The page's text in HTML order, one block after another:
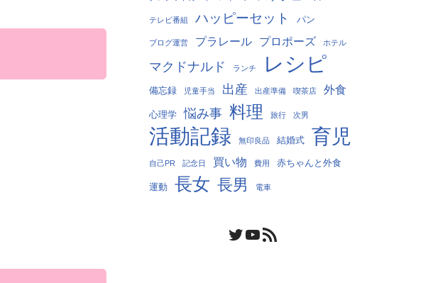
テレビ番組 ハッピーセット パン
ブログ運営 プラレール プロポーズ ホテル
マクドナルド ランチ レシピ
備忘録 児童手当 出産 出産準備 喫茶店 外食
心理学 悩み事 料理 旅行 次男
活動記録 無印良品 結婚式 育児
自己PR 記念日 買い物 費用 赤ちゃんと外食
運動 長女 長男 電車